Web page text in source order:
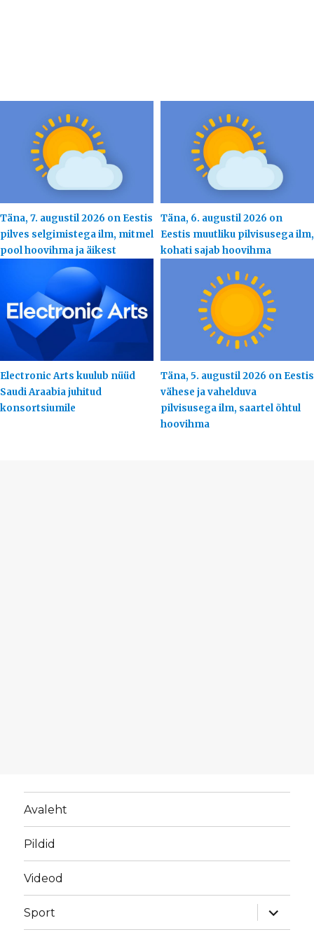
Täna, 7. augustil 2026 on Eestis
pilves selgimistega ilm, mitmel
pool hoovihma ja äikest
Täna, 6. augustil 2026 on
Eestis muutliku pilvisusega ilm,
kohati sajab hoovihma
Electronic Arts kuulub nüüd
Saudi Araabia juhitud
konsortsiumile
Täna, 5. augustil 2026 on Eestis
vähese ja vahelduva
pilvisusega ilm, saartel õhtul
hoovihma
Avaleht
Pildid
Videod
Sport
laienda